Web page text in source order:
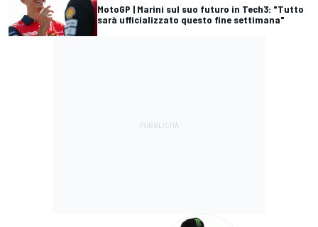
MotoGP | Marini sul suo futuro in Tech3: "Tutto
sarà ufficializzato questo fine settimana"